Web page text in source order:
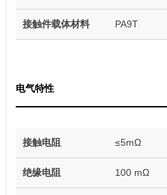
接触件载体材料 PA9T
电气特性
接触电阻 ≤5mΩ
绝缘电阻 100 mΩ